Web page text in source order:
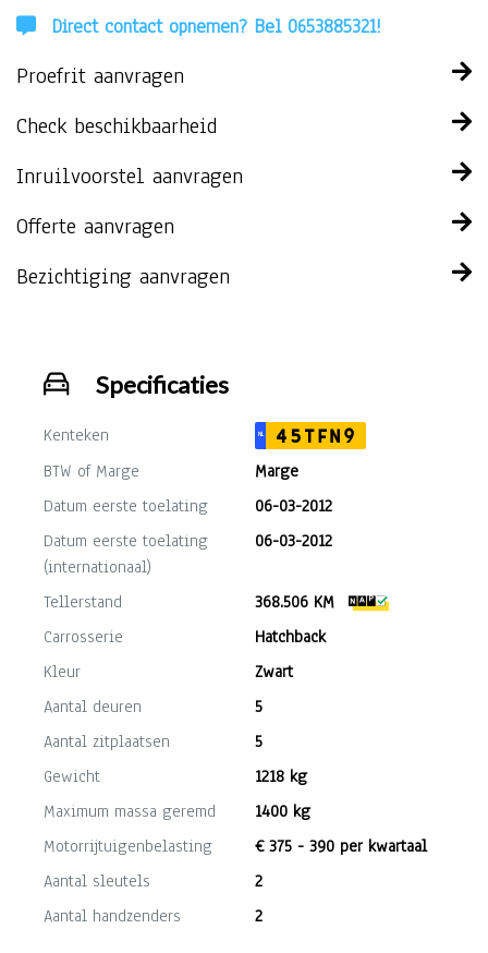
Direct contact opnemen? Bel 0653885321!
Proefrit aanvragen
Check beschikbaarheid
Inruilvoorstel aanvragen
Offerte aanvragen
Bezichtiging aanvragen
Specificaties
Kenteken NL
45TFN9
BTW of Marge
Marge
Datum eerste toelating
06-03-2012
Datum eerste toelating
(internationaal)
06-03-2012
Tellerstand
368.506 KM
Carrosserie
Hatchback
Kleur
Zwart
Aantal deuren
5
Aantal zitplaatsen
5
Gewicht
1218 kg
Maximum massa geremd
1400 kg
Motorrijtuigenbelasting
€ 375 - 390 per kwartaal
Aantal sleutels
2
Aantal handzenders
2